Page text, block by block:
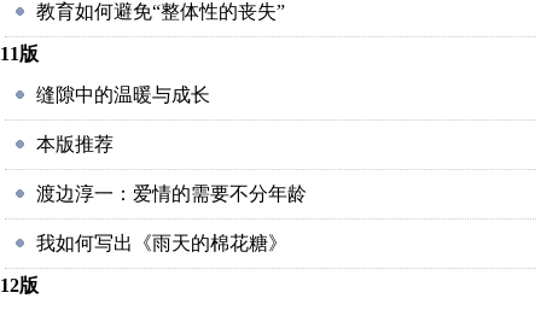
教育如何避免“整体性的丧失”
11版
缝隙中的温暖与成长
本版推荐
渡边淳一：爱情的需要不分年龄
我如何写出《雨天的棉花糖》
12版